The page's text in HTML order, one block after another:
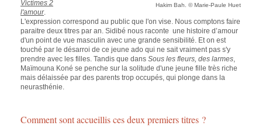
Hakim Bah. © Marie-Paule Huet
Victimes 2
l'amour.
L'expression correspond au public que l'on vise. Nous comptons faire
paraitre deux titres par an. Sidibé nous raconte une histoire d’amour
d'un point de vue masculin avec une grande sensibilité. Et on est
touché par le désarroi de ce jeune ado qui ne sait vraiment pas s'y
prendre avec les filles. Tandis que dans Sous les fleurs, des larmes,
Maïmouna Koné se penche sur la solitude d'une jeune fille très riche
mais délaissée par des parents trop occupés, qui plonge dans la
neurasthénie.
Comment sont accueillis ces deux premiers titres ?